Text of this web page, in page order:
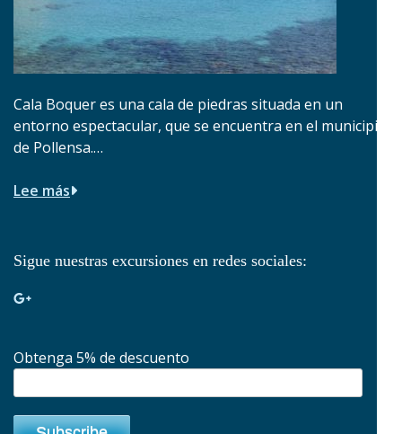
Cala Boquer es una cala de piedras situada en un
entorno espectacular, que se encuentra en el municipio
de Pollensa.…
Lee más
Sigue nuestras excursiones en redes sociales:
Obtenga 5% de descuento